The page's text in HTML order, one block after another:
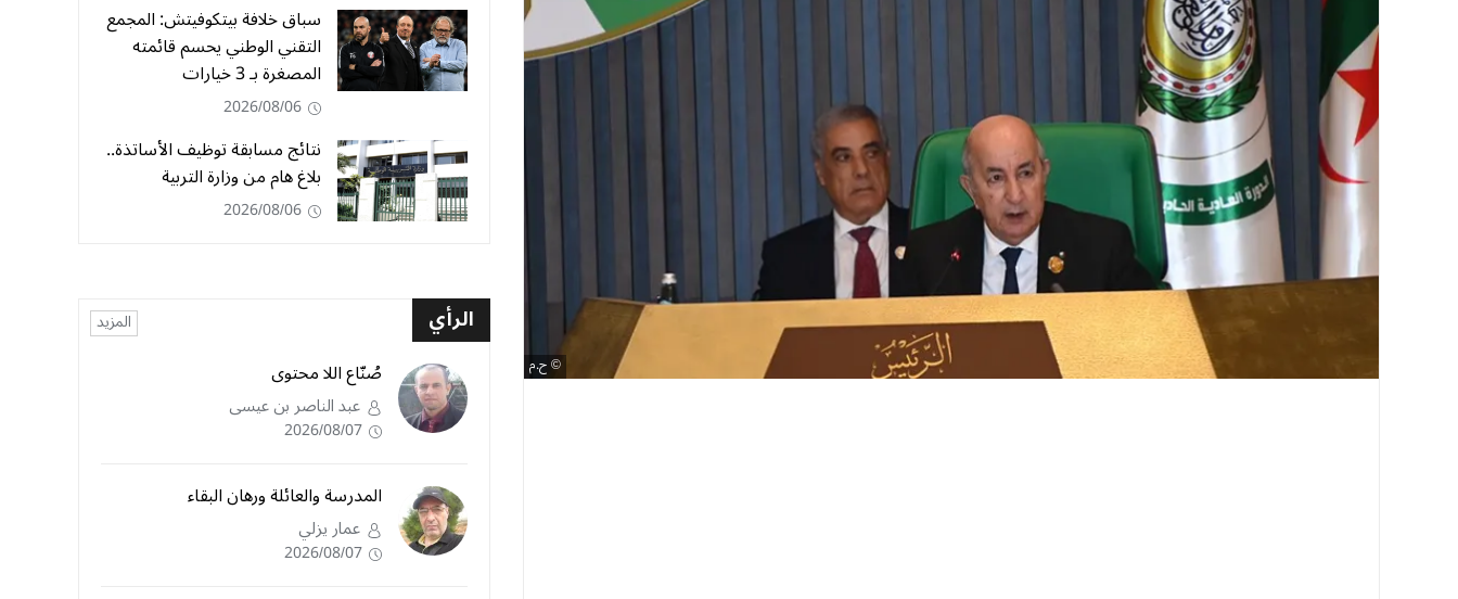
ح.م
سباق خلافة بيتكوفيتش: المجمع
التقني الوطني يحسم قائمته
المصغرة بـ 3 خيارات
2026/08/06
نتائج مسابقة توظيف الأساتذة..
بلاغ هام من وزارة التربية
2026/08/06
الرأي المزيد
صُنّاع اللا محتوى
عبد الناصر بن عيسى
2026/08/07
المدرسة والعائلة ورهان البقاء
عمار يزلي
2026/08/07